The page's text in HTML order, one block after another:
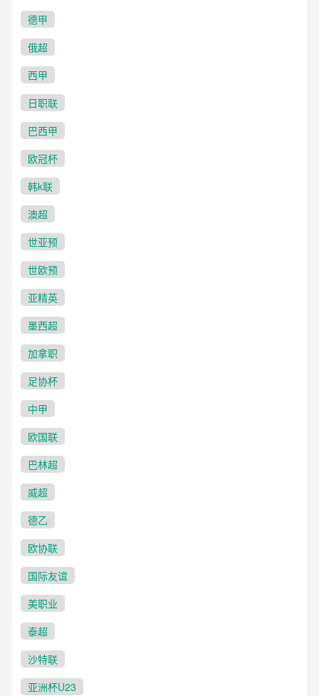
德甲
俄超
西甲
日职联
巴西甲
欧冠杯
韩k联
澳超
世亚预
世欧预
亚精英
墨西超
加拿职
足协杯
中甲
欧国联
巴林超
威超
德乙
欧协联
国际友谊
美职业
泰超
沙特联
亚洲杯U23